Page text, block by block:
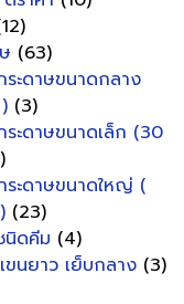
(63)
ระดาษขนาดกลาง
(3)
ระดาษขนาดเล็ก (30
ระดาษขนาดใหญ่ (
(23)
นิดคีม (4)
ขนยาว เย็บกลาง (3)